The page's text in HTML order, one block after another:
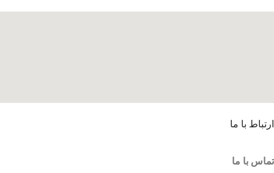
ارتباط با ما
تماس با ما